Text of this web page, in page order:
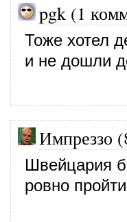
pgk (1
Тоже хотел
и не дошли
Импреззо
Швейцария
ровно